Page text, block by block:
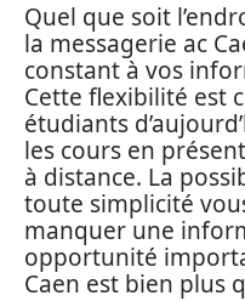
Quel que soit
la messagerie ac
constant à vos
Cette flexibilité est
étudiants
les cours en
à distance. La
toute simplicité
manquer une
opportunité
Caen est bien plus